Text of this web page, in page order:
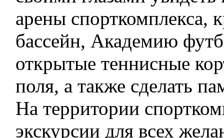
арены
бассейн, Академию
открытые теннисные
поля, а также сделать
На территории
экскурсии для всех